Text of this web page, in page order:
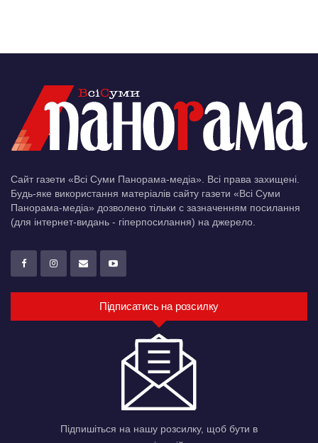
Сайт газети «Всі Суми Панорама-медіа». Всі права захищені.
Будь-яке використання матеріалів сайту газети «Всі Суми
Панорама-медіа» дозволено тільки c зазначенням посилання
(для інтернет-видань - гіперпосилання) на джерело.
Підписатись на розсилку
Підпишіться на нашу розсилку, щоб бути в